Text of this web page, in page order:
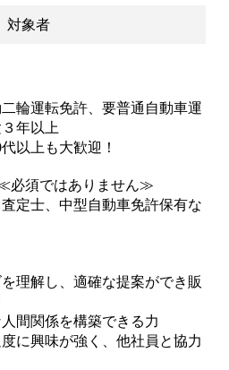
対象者
輪運転免許、要普通自動車運
年以上
以上も大歓迎！
必須ではありません≫
定士、中型自動車免許保有な
理解し、適確な提案ができ販
間関係を構築できる力
に興味が強く、他社員と協力